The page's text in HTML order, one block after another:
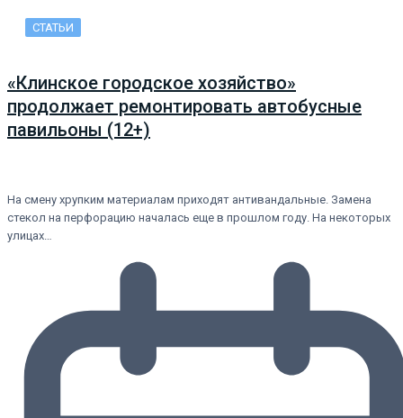
СТАТЬИ
«Клинское городское хозяйство»
продолжает ремонтировать автобусные
павильоны (12+)
На смену хрупким материалам приходят антивандальные. Замена
стекол на перфорацию началась еще в прошлом году. На некоторых
улицах…